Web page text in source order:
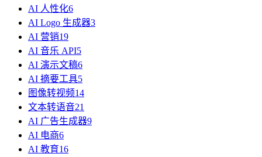
AI 人性化6
AI Logo 生成器3
AI 营销19
AI 音乐 API5
AI 演示文稿6
AI 摘要工具5
图像转视频14
文本转语音21
AI 广告生成器9
AI 电商6
AI 教育16